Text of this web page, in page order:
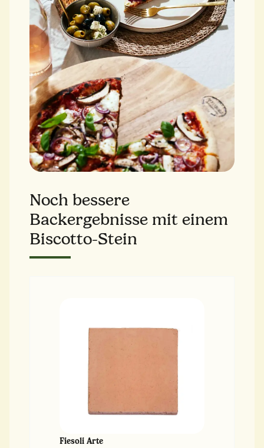
Noch bessere
Backergebnisse mit einem
Biscotto-Stein
Fiesoli Arte